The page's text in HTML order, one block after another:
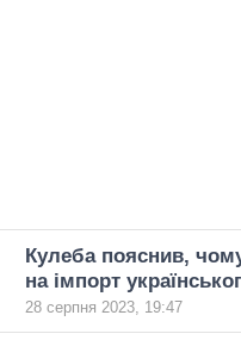
Кулеба пояснив,
на імпорт
28 серпня 2023, 19:47